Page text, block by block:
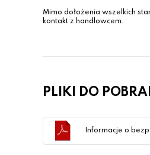
Mimo dołożenia wszelkich
kontakt z handlowcem.
PLIKI DO
Informacje o